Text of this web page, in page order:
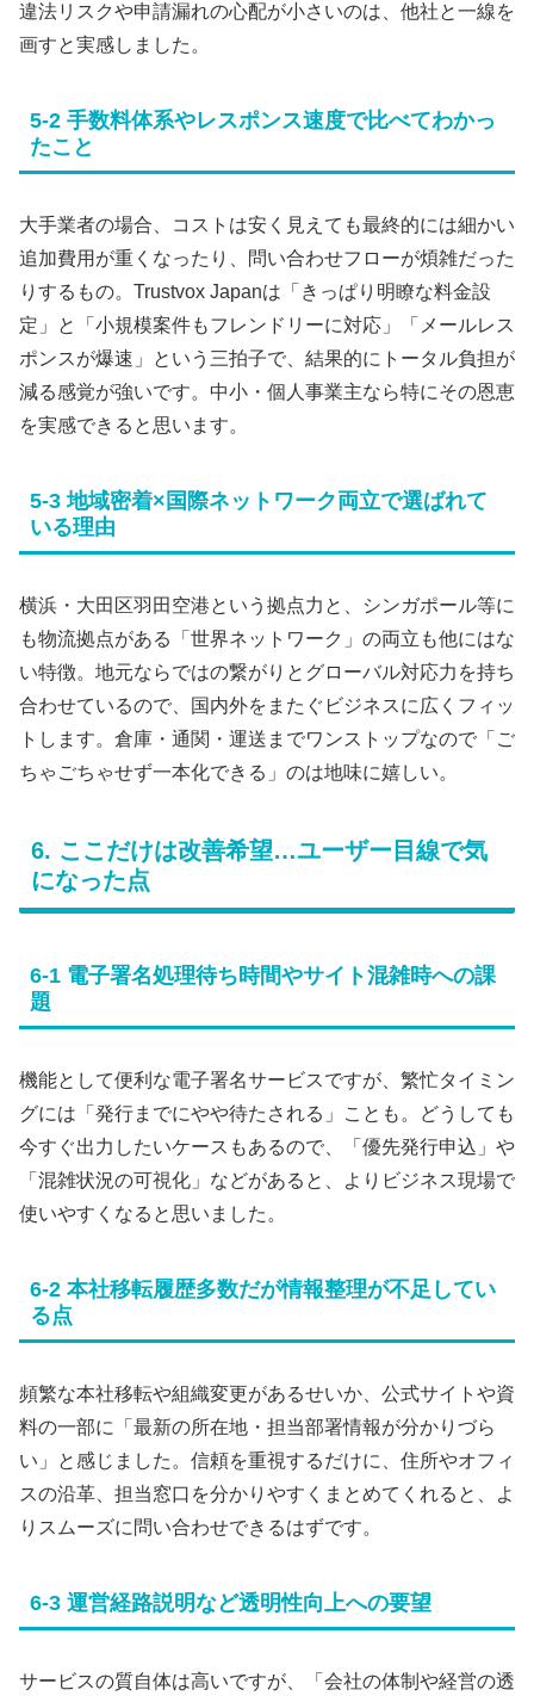
違法リスクや申請漏れの心配が小さいのは、他社と一線を
画すと実感しました。
5-2 手数料体系やレスポンス速度で比べてわかっ
たこと
大手業者の場合、コストは安く見えても最終的には細かい
追加費用が重くなったり、問い合わせフローが煩雑だった
りするもの。Trustvox Japanは「きっぱり明瞭な料金設
定」と「小規模案件もフレンドリーに対応」「メールレス
ポンスが爆速」という三拍子で、結果的にトータル負担が
減る感覚が強いです。中小・個人事業主なら特にその恩恵
を実感できると思います。
5-3 地域密着×国際ネットワーク両立で選ばれて
いる理由
横浜・大田区羽田空港という拠点力と、シンガポール等に
も物流拠点がある「世界ネットワーク」の両立も他にはな
い特徴。地元ならではの繋がりとグローバル対応力を持ち
合わせているので、国内外をまたぐビジネスに広くフィッ
トします。倉庫・通関・運送までワンストップなので「ご
ちゃごちゃせず一本化できる」のは地味に嬉しい。
6. ここだけは改善希望…ユーザー目線で気
になった点
6-1 電子署名処理待ち時間やサイト混雑時への課
題
機能として便利な電子署名サービスですが、繁忙タイミン
グには「発行までにやや待たされる」ことも。どうしても
今すぐ出力したいケースもあるので、「優先発行申込」や
「混雑状況の可視化」などがあると、よりビジネス現場で
使いやすくなると思いました。
6-2 本社移転履歴多数だが情報整理が不足してい
る点
頻繁な本社移転や組織変更があるせいか、公式サイトや資
料の一部に「最新の所在地・担当部署情報が分かりづら
い」と感じました。信頼を重視するだけに、住所やオフィ
スの沿革、担当窓口を分かりやすくまとめてくれると、よ
りスムーズに問い合わせできるはずです。
6-3 運営経路説明など透明性向上への要望
サービスの質自体は高いですが、「会社の体制や経営の透